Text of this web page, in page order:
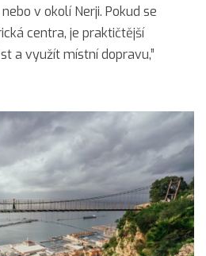
v okolí Nerji. Pokud se
centra, je praktičtější
a využít místní dopravu,”